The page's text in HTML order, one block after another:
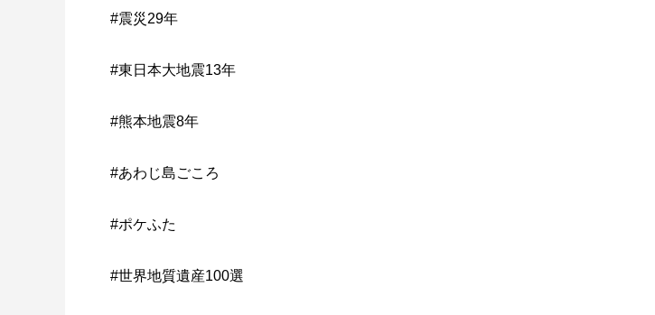
#震災29年
#東日本大地震13年
#熊本地震8年
#あわじ島ごころ
#ポケふた
#世界地質遺産100選